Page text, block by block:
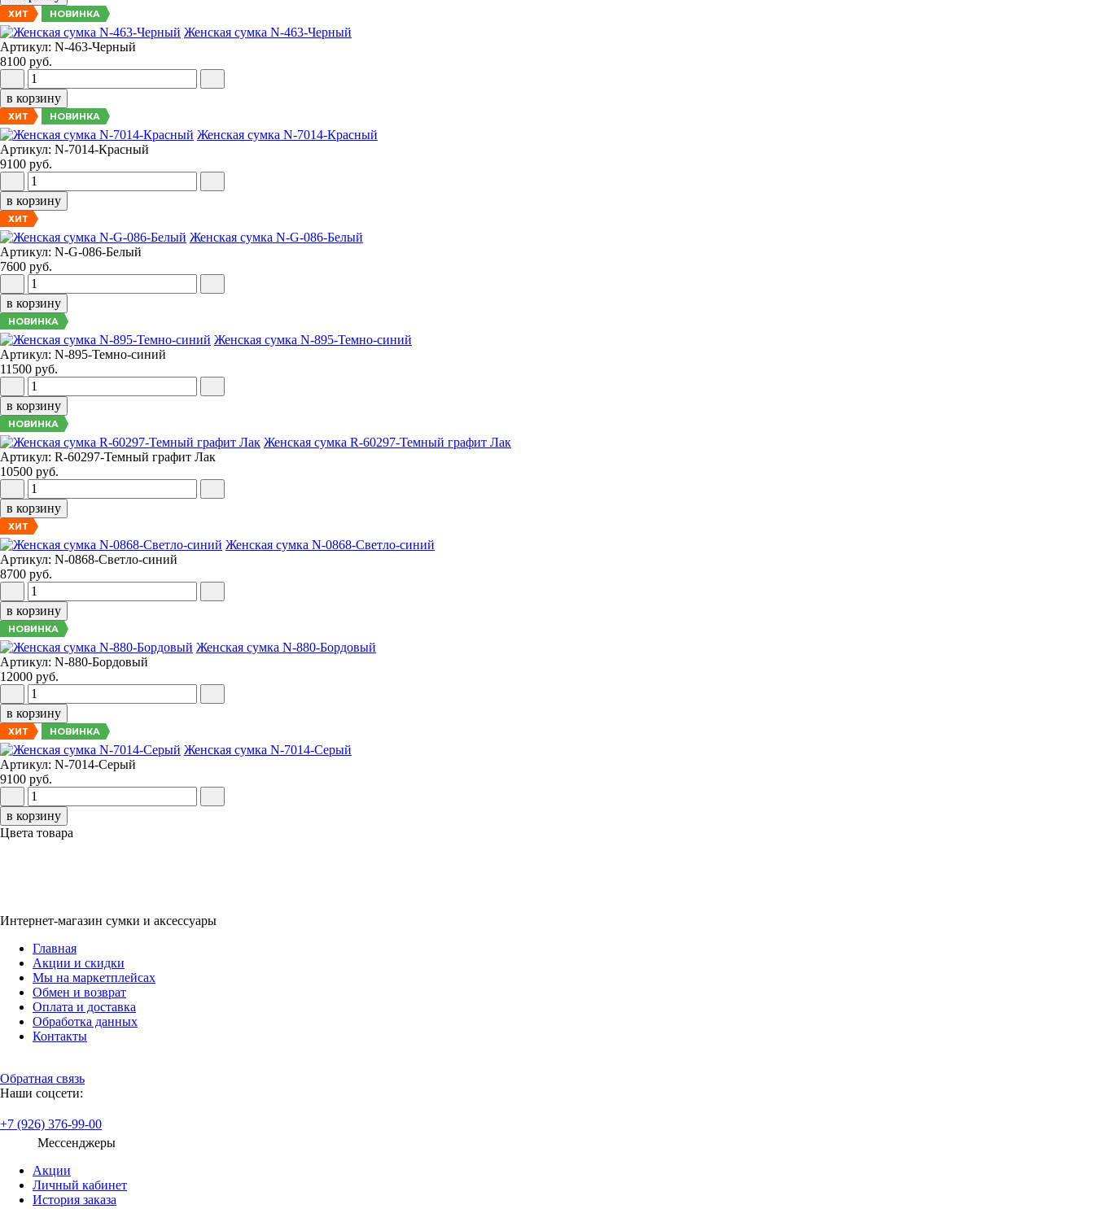
ХИТ НОВИНКА
Женская сумка N-463-Черный
Артикул: N-463-Черный
8100 руб.
в корзину
ХИТ НОВИНКА
Женская сумка N-7014-Красный
Артикул: N-7014-Красный
9100 руб.
в корзину
ХИТ
Женская сумка N-G-086-Белый
Артикул: N-G-086-Белый
7600 руб.
в корзину
НОВИНКА
Женская сумка N-895-Темно-синий
Артикул: N-895-Темно-синий
11500 руб.
в корзину
НОВИНКА
Женская сумка R-60297-Темный графит Лак
Артикул: R-60297-Темный графит Лак
10500 руб.
в корзину
ХИТ
Женская сумка N-0868-Светло-синий
Артикул: N-0868-Светло-синий
8700 руб.
в корзину
НОВИНКА
Женская сумка N-880-Бордовый
Артикул: N-880-Бордовый
12000 руб.
в корзину
ХИТ НОВИНКА
Женская сумка N-7014-Серый
Артикул: N-7014-Серый
9100 руб.
в корзину
Цвета товара
Интернет-магазин сумки и аксессуары
Главная
Акции и скидки
Мы на маркетплейсах
Обмен и возврат
Оплата и доставка
Обработка данных
Контакты
Обратная связь
Наши соцсети:
+7 (926) 376-99-00
Мессенджеры
Акции
Личный кабинет
История заказа